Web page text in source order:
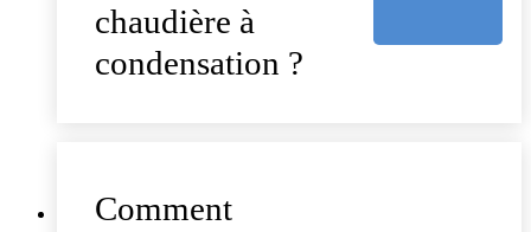
chaudière à
condensation ?
Comment